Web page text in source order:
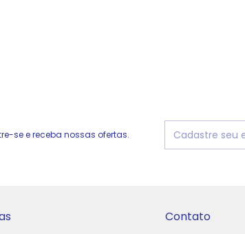
se e receba nossas ofertas.
Contato